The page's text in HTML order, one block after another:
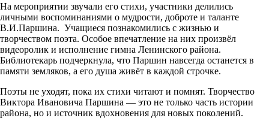
На мероприятии звучали его стихи, участники делились
личными воспоминаниями о мудрости, доброте и таланте
В.И.Паршина. Учащиеся познакомились с жизнью и
творчеством поэта. Особое впечатление на них произвёл
видеоролик и исполнение гимна Ленинского района.
Библиотекарь подчеркнула, что Паршин навсегда останется в
памяти земляков, а его душа живёт в каждой строчке.
Поэты не уходят, пока их стихи читают и помнят. Творчество
Виктора Ивановича Паршина — это не только часть истории
района, но и источник вдохновения для новых поколений.